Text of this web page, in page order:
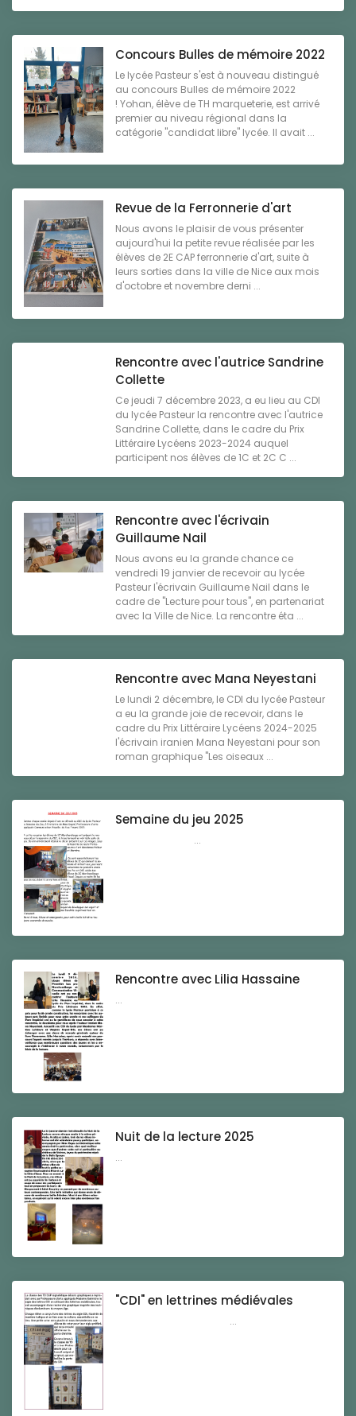
Concours Bulles de mémoire 2022
Le lycée Pasteur s'est à nouveau distingué
au concours Bulles de mémoire 2022
! Yohan, élève de TH marqueterie, est arrivé
premier au niveau régional dans la
catégorie "candidat libre" lycée. Il avait ...
Revue de la Ferronnerie d'art
Nous avons le plaisir de vous présenter
aujourd'hui la petite revue réalisée par les
élèves de 2E CAP ferronnerie d'art, suite à
leurs sorties dans la ville de Nice aux mois
d'octobre et novembre derni ...
Rencontre avec l'autrice Sandrine
Collette
Ce jeudi 7 décembre 2023, a eu lieu au CDI
du lycée Pasteur la rencontre avec l'autrice
Sandrine Collette, dans le cadre du Prix
Littéraire Lycéens 2023-2024 auquel
participent nos élèves de 1C et 2C C ...
Rencontre avec l'écrivain
Guillaume Nail
Nous avons eu la grande chance ce
vendredi 19 janvier de recevoir au lycée
Pasteur l'écrivain Guillaume Nail dans le
cadre de "Lecture pour tous", en partenariat
avec la Ville de Nice. La rencontre éta ...
Rencontre avec Mana Neyestani
Le lundi 2 décembre, le CDI du lycée Pasteur
a eu la grande joie de recevoir, dans le
cadre du Prix Littéraire Lycéens 2024-2025
l'écrivain iranien Mana Neyestani pour son
roman graphique "Les oiseaux ...
Semaine du jeu 2025
...
Rencontre avec Lilia Hassaine
...
Nuit de la lecture 2025
...
"CDI" en lettrines médiévales
...